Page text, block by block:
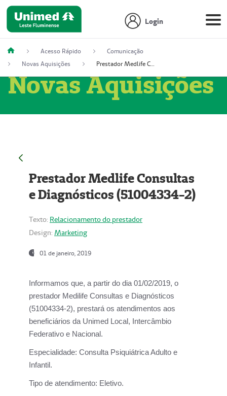
Login
Acesso Rápido
Comunicação
Novas Aquisições
Prestador Medlife Consultas e Diagnósticos (51004334-2)
Novas Aquisições
Prestador Medlife Consultas
e Diagnósticos (51004334-2)
Texto: Relacionamento do prestador
Design: Marketing
01 de janeiro, 2019
Informamos que, a partir do dia 01/02/2019, o
prestador Medilife Consultas e Diagnósticos
(51004334-2), prestará os atendimentos aos
beneficiários da Unimed Local, Intercâmbio
Federativo e Nacional.
Especialidade: Consulta Psiquiátrica Adulto e
Infantil.
Tipo de atendimento: Eletivo.